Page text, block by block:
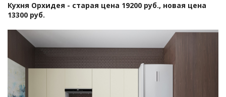
Кухня Орхидея - старая цена 19200 руб., новая цена
13300 руб.